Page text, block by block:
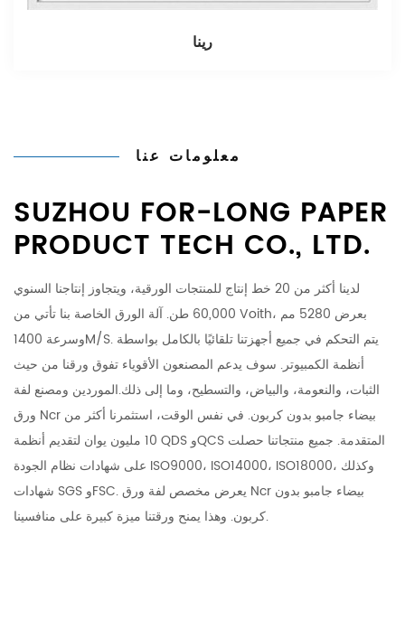
معلومات عنا
SUZHOU FOR-LONG PAPER
PRODUCT TECH CO., LTD.
لدينا أكثر من 20 خط إنتاج للمنتجات الورقية، ويتجاوز إنتاجنا السنوي
60,000 طن. آلة الورق الخاصة بنا تأتي من Voith، بعرض 5280 مم
وسرعة 1400M/S. يتم التحكم في جميع أجهزتنا تلقائيًا بالكامل بواسطة
أنظمة الكمبيوتر. سوف يدعم المصنعون الأقوياء تفوق ورقنا من حيث
الثبات، والنعومة، والبياض، والتسطيح، وما إلى ذلك.الموردين ومصنع لفة
ورق Ncr بيضاء جامبو بدون كربون. في نفس الوقت، استثمرنا أكثر من
10 مليون يوان لتقديم أنظمة QDS وQCS المتقدمة. جميع منتجاتنا حصلت
على شهادات نظام الجودة ISO9000، ISO14000، ISO18000، وكذلك
شهادات SGS وFSC. يعرض مخصص لفة ورق Ncr بيضاء جامبو بدون
كربون. وهذا يمنح ورقتنا ميزة كبيرة على منافسينا.